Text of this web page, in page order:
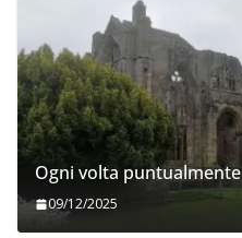
Ogni volta puntualmente
09/12/2025